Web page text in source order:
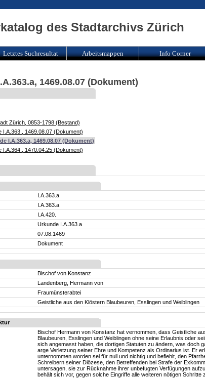
1469.08.07 (Dokument)
Zürich, 0853-1798 (Bestand)
I.A.363., 1469.08.07 (Dokument)
I.A.363.a, 1469.08.07 (Dokument)
I.A.364., 1470.04.25 (Dokument)
I.A.363.a
I.A.363.a
I.A.420.
Urkunde I.A.363.a
07.08.1469
Dokument
Bischof von Konstanz
Landenberg, Hermann von
Fraumünsterabtei
Geistliche aus den Klöstern Blaubeuren, Esslingen und Weiblingen
Bischof Hermann von Konstanz hat vernommen, dass Geistliche
Blaubeuren, Esslingen und Weiblingen ohne seine Erlaubnis oder
sich angemasst haben, die dortigen Statuten zu ändern, was doch
arge Verletzung seiner Ehre und Kompetenz als Ordinarius ist. Er
unternommen worden sei für null und nichtig und befiehlt, den
Schreibern seiner Diözese, den Betreffenden bei Strafe der
untersagen, sie zur Rücknahme ihrer unbefugten Verfügungen
behält sich vor, gegen solche Eingriffe alle weiteren nötigen Schritte
des Stadtarchivs Zürich
Letztes Suchresultat Arbeitsmappen Info Corner